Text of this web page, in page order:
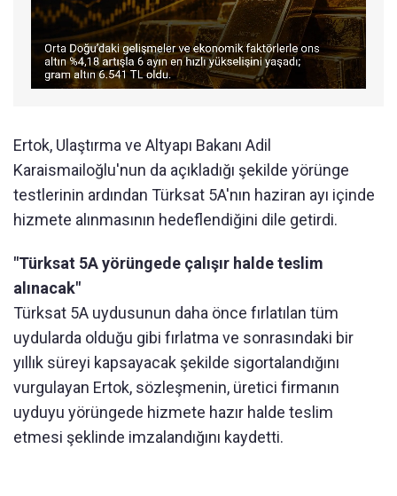
Ertok, Ulaştırma ve Altyapı Bakanı Adil
Karaismailoğlu'nun da açıkladığı şekilde yörünge
testlerinin ardından Türksat 5A'nın haziran ayı içinde
hizmete alınmasının hedeflendiğini dile getirdi.
"Türksat 5A yörüngede çalışır halde teslim
alınacak"
Türksat 5A uydusunun daha önce fırlatılan tüm
uydularda olduğu gibi fırlatma ve sonrasındaki bir
yıllık süreyi kapsayacak şekilde sigortalandığını
vurgulayan Ertok, sözleşmenin, üretici firmanın
uyduyu yörüngede hizmete hazır halde teslim
etmesi şeklinde imzalandığını kaydetti.